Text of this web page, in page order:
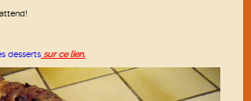
desserts sur ce lien.